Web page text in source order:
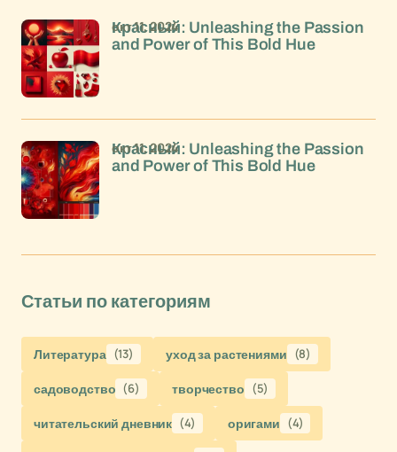
Красный: Unleashing the Passion
and Power of This Bold Hue
окт 11, 2024
Красный: Unleashing the Passion
and Power of This Bold Hue
окт 11, 2024
Статьи по категориям
Литература (13) уход за растениями (8)
садоводство (6) творчество (5)
читательский дневник (4) оригами (4)